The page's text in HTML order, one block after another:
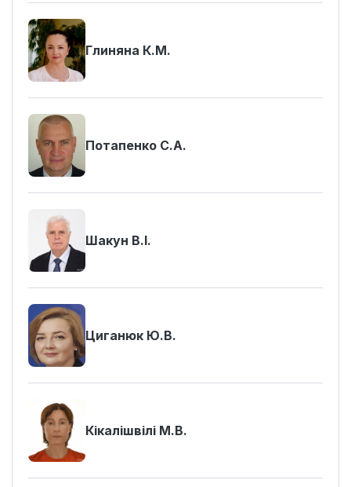
Глиняна К.М.
Потапенко С.А.
Шакун В.І.
Циганюк Ю.В.
Кікалішвілі М.В.